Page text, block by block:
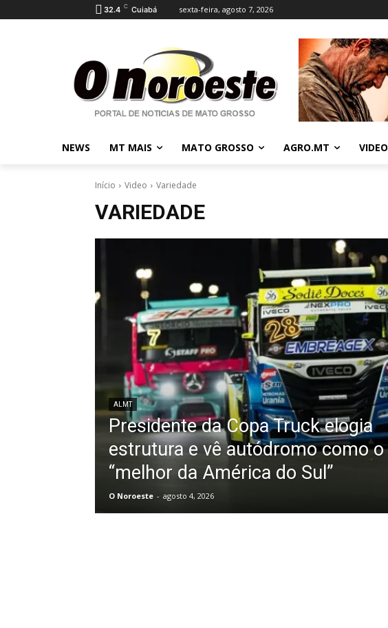
32.4 C Cuiabá sexta-feira, agosto 7, 2026
NEWS MT MAIS MATO GROSSO AGRO.MT VIDEO
Início Video Variedade
VARIEDADE
ALMT
Presidente da Copa Truck elogia
estrutura e vê autódromo como o
“melhor da América do Sul”
O Noroeste - agosto 4, 2026